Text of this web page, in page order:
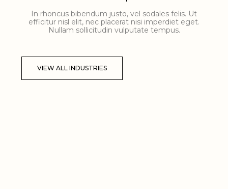
In rhoncus bibendum justo, vel sodales felis. Ut
efficitur nisl elit, nec placerat nisi imperdiet eget.
Nullam sollicitudin vulputate tempus.
VIEW ALL INDUSTRIES